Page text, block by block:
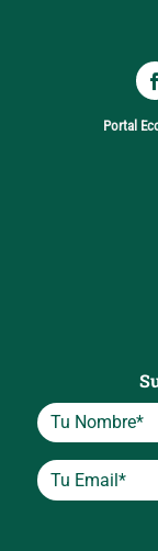
Portal